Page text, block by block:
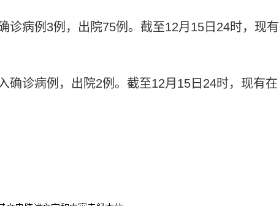
诊病例3例，出院75例。截至12月15日24时，现有
确诊病例，出院2例。截至12月15日24时，现有在